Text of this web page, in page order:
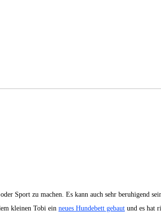
Sport zu machen. Es kann auch sehr beruhigend
kleinen Tobi ein neues Hundebett gebaut und es hat